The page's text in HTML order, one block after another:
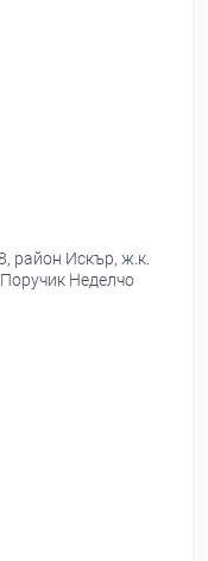
район Искър, ж.к.
Неделчо